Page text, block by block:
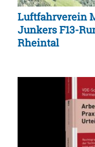
Luftfahrverein
Junkers F13-
Rheintal